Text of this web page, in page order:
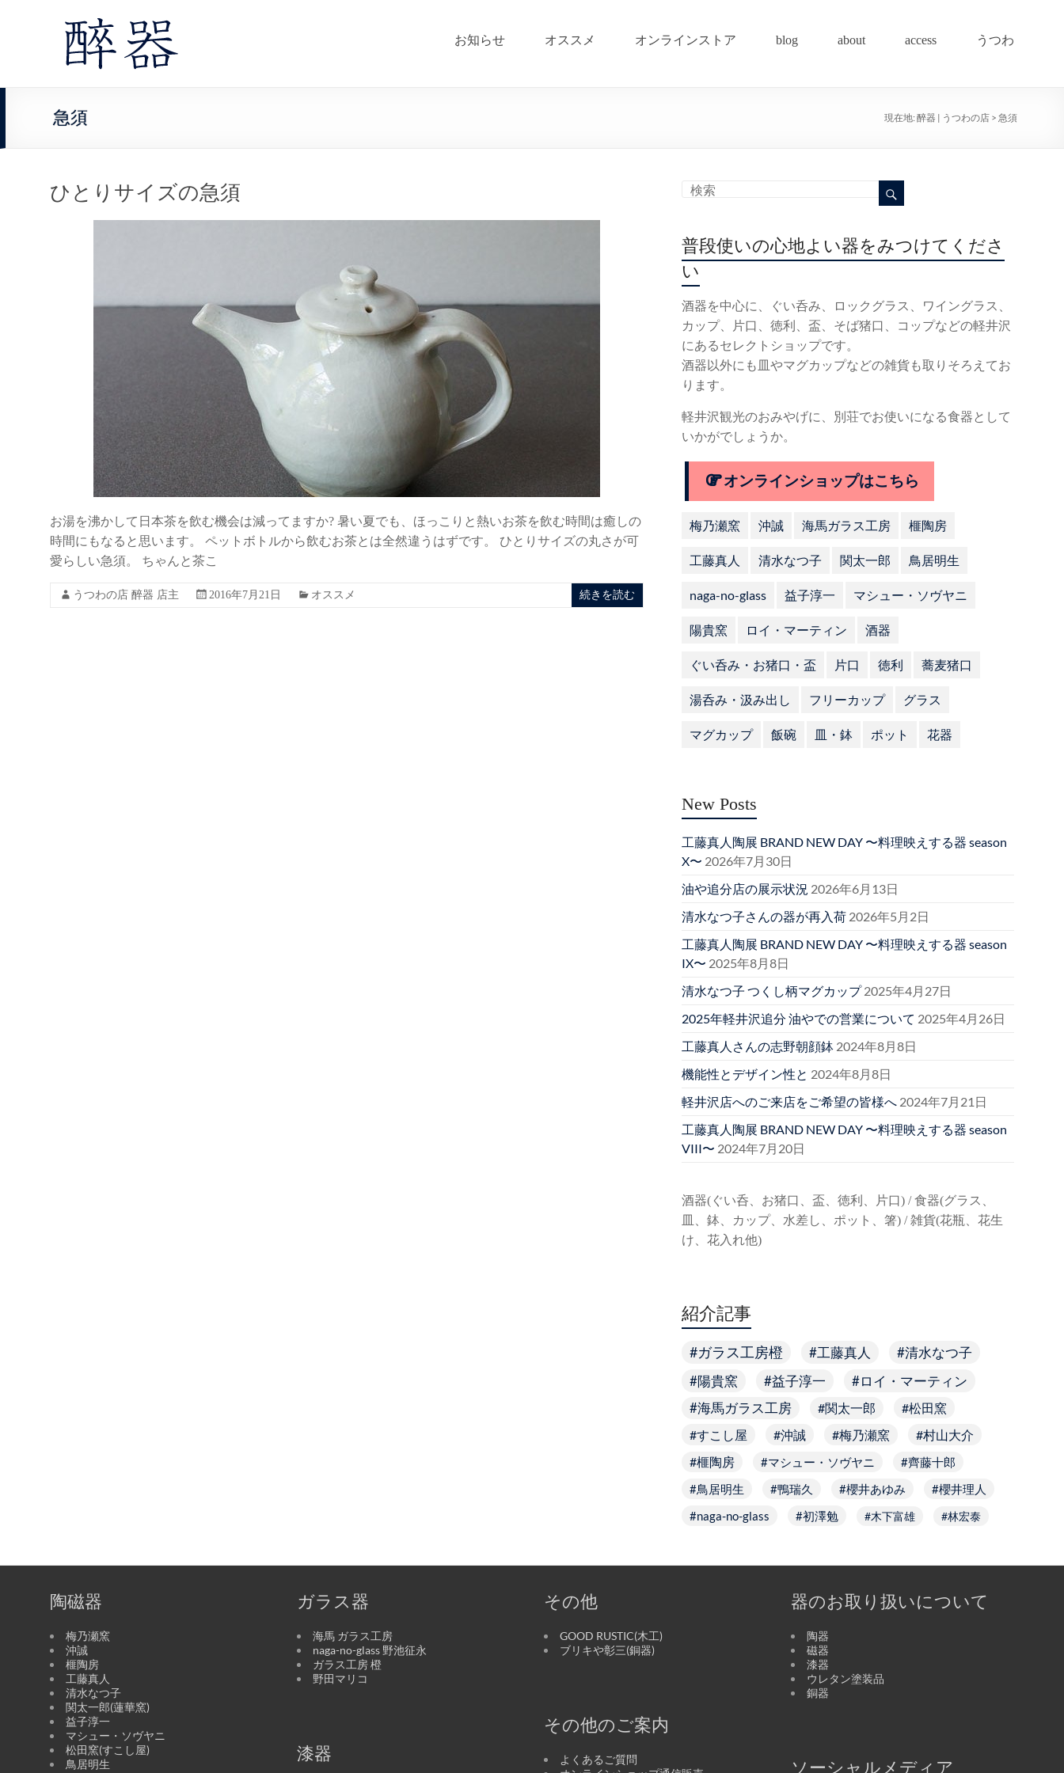
お知らせ オススメ オンラインストア blog about access うつわ
急須 現在地: 醉器 | うつわの店> 急須
ひとりサイズの急須
お湯を沸かして日本茶を飲む機会は減ってますか? 暑い夏でも、ほっこりと熱いお茶を飲む時間は癒しの
時間にもなると思います。 ペットボトルから飲むお茶とは全然違うはずです。 ひとりサイズの丸さが可
愛らしい急須。 ちゃんと茶こ
うつわの店 醉器 店主 2016年7月21日 オススメ 続きを読む
普段使いの心地よい器をみつけてくださ
い
酒器を中心に、ぐい呑み、ロックグラス、ワイングラス、
カップ、片口、徳利、盃、そば猪口、コップなどの軽井沢
にあるセレクトショップです。
酒器以外にも皿やマグカップなどの雑貨も取りそろえてお
ります。
軽井沢観光のおみやげに、別荘でお使いになる食器として
いかがでしょうか。
オンラインショップはこちら
梅乃瀬窯 沖誠 海馬ガラス工房 榧陶房
工藤真人 清水なつ子 関太一郎 鳥居明生
naga-no-glass 益子淳一 マシュー・ソヴヤニ
陽貴窯 ロイ・マーティン 酒器
ぐい呑み・お猪口・盃 片口 徳利 蕎麦猪口
湯呑み・汲み出し フリーカップ グラス
マグカップ 飯碗 皿・鉢 ポット 花器
New Posts
工藤真人陶展 BRAND NEW DAY 〜料理映えする器 season
X〜 2026年7月30日
油や追分店の展示状況 2026年6月13日
清水なつ子さんの器が再入荷 2026年5月2日
工藤真人陶展 BRAND NEW DAY 〜料理映えする器 season
IX〜 2025年8月8日
清水なつ子 つくし柄マグカップ 2025年4月27日
2025年軽井沢追分 油やでの営業について 2025年4月26日
工藤真人さんの志野朝顔鉢 2024年8月8日
機能性とデザイン性と 2024年8月8日
軽井沢店へのご来店をご希望の皆様へ 2024年7月21日
工藤真人陶展 BRAND NEW DAY 〜料理映えする器 season
VIII〜 2024年7月20日
酒器(ぐい呑、お猪口、盃、徳利、片口) / 食器(グラス、
皿、鉢、カップ、水差し、ポット、箸) / 雑貨(花瓶、花生
け、花入れ他)
紹介記事
ガラス工房橙 工藤真人
清水なつ子
陽貴窯
益子淳一 ロイ・マーティン
海馬ガラス工房 関太一郎
松田窯
すこし屋
沖誠 梅乃瀬窯 村山大介
榧陶房 マシュー・ソヴヤニ
齊藤十郎
鳥居明生
鴨瑞久 櫻井あゆみ
櫻井理人
naga-no-glass
初澤勉 木下富雄 林宏泰
陶磁器
梅乃瀬窯
沖誠
榧陶房
工藤真人
清水なつ子
関太一郎(蓮華窯)
益子淳一
マシュー・ソヴヤニ
松田窯(すこし屋)
鳥居明生
ガラス器
海馬 ガラス工房
naga-no-glass 野池征永
ガラス工房 橙
野田マリコ
漆器
その他
GOOD RUSTIC(木工)
ブリキや彰三(銅器)
その他のご案内
よくあるご質問
器のお取り扱いについて
陶器
磁器
漆器
ウレタン塗装品
銅器
ソーシャルメディア